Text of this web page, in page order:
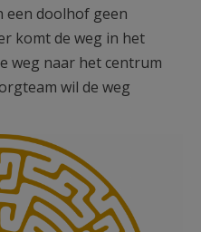
een doolhof geen
komt de weg in het
weg naar het centrum
wil de weg